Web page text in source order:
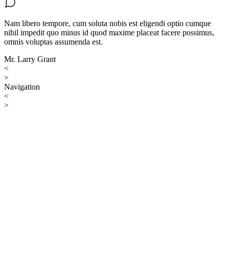
Nam libero tempore, cum soluta nobis est eligendi optio cumque
nihil impedit quo minus id quod maxime placeat facere possimus,
omnis voluptas assumenda est.
Mr. Larry Grant
<
>
Navigation
<
>